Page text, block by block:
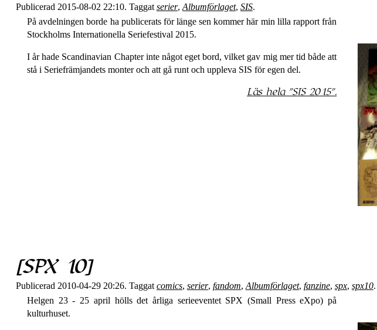
Publicerad 2015-08-02 22:10. Taggat serier, Albumförlaget, SIS.
På avdelningen borde ha publicerats för länge sen kommer här min lilla rapport från
Stockholms Internationella Seriefestival 2015.
I år hade Scandinavian Chapter inte något eget bord, vilket gav mig mer tid både att
stå i Seriefrämjandets monter och att gå runt och uppleva SIS för egen del.
Läs hela SIS 2015 .
[SPX 10]
Publicerad 2010-04-29 20:26. Taggat comics, serier, fandom, Albumförlaget, fanzine, spx, spx10.
Helgen 23 - 25 april hölls det årliga serieeventet SPX (Small Press eXpo) på
kulturhuset.